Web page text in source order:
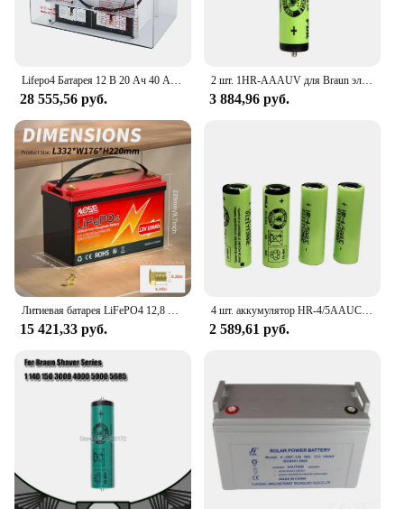
Lifepo4 Батарея 12 В 20 Ач 40 Ач 50 Ач 60 Ач 100 Ач литиевые аккумуляторы lifepo4 Замените аккумулятор SLA глубокий цикл автомобильная лодка
28 555,56 руб.
2 шт. 1HR-AAAUV для Braun электробритва 180 190S-1 1735 Cruzer Z3 Z6 5753 2775 2865 AAA 1,2 V Ni-MH аккумулятор для FDK
3 884,96 руб.
15 421,33 руб.
4 шт. аккумулятор HR-4/5AAUC 4/5 AA HHR-4/5AA 1,2 В аккумуляторная NI-MH батарея для FDK
2 589,61 руб.